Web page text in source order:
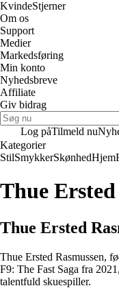
KvindeStjerner
Om os
Support
Medier
Markedsføring
Min konto
Nyhedsbreve
Affiliate
Giv bidrag
Log påTilmeld nu
Kategorier
StilSmykkerSkønhedHjem
Thue Ersted
Thue Ersted
Thue Ersted Rasmussen,
F9: The Fast Saga fra
talentfuld skuespiller.